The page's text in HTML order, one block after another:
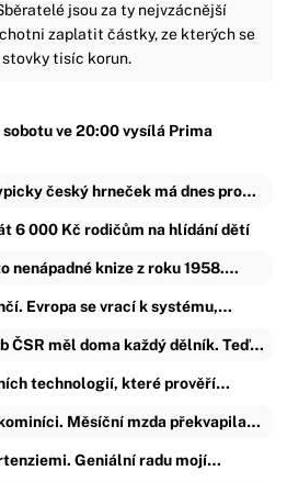
jsou za ty nejvzácnější
zaplatit částky, ze kterých se
stovky tisíc korun.
ve 20:00 vysílá Prima
český hrneček má dnes pro…
6 000 Kč rodičům na hlídání dětí
nenápadné knize z roku 1958.…
Evropa se vrací k systému,…
ČSR měl doma každý dělník. Teď…
technologií, které prověří…
Měsíční mzda překvapila…
Geniální radu mojí…